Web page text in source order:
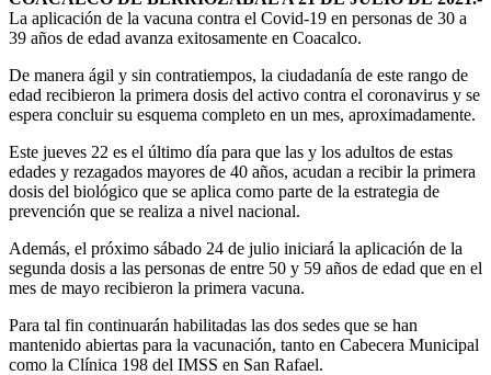
La aplicación de la vacuna contra el Covid-19 en personas de 30 a
39 años de edad avanza exitosamente en Coacalco.
De manera ágil y sin contratiempos, la ciudadanía de este rango de
edad recibieron la primera dosis del activo contra el coronavirus y se
espera concluir su esquema completo en un mes, aproximadamente.
Este jueves 22 es el último día para que las y los adultos de estas
edades y rezagados mayores de 40 años, acudan a recibir la primera
dosis del biológico que se aplica como parte de la estrategia de
prevención que se realiza a nivel nacional.
Además, el próximo sábado 24 de julio iniciará la aplicación de la
segunda dosis a las personas de entre 50 y 59 años de edad que en el
mes de mayo recibieron la primera vacuna.
Para tal fin continuarán habilitadas las dos sedes que se han
mantenido abiertas para la vacunación, tanto en Cabecera Municipal
como la Clínica 198 del IMSS en San Rafael.